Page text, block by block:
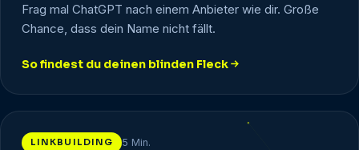
Frag mal ChatGPT nach einem Anbieter wie dir. Große
Chance, dass dein Name nicht fällt.
So findest du deinen blinden Fleck
: Deine Website ist unsichtbar und du merkst es nicht
LINKBUILDING 5 Min.